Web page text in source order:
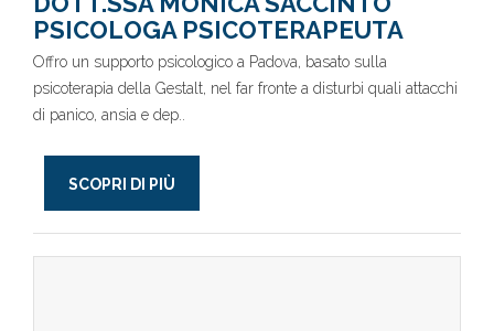
PSICOLOGA PSICOTERAPEUTA
Offro un supporto psicologico a Padova, basato sulla
psicoterapia della Gestalt, nel far fronte a disturbi quali attacchi
di panico, ansia e dep..
SCOPRI DI PIÙ